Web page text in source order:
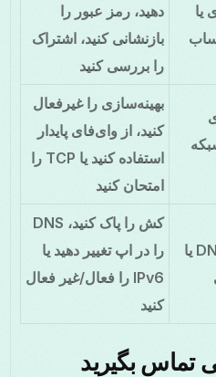
یا
دهید، رمز عبور را
بازنشانی کنید، اشتراک
را بررسی کنید
بهینه‌سازی را غیرفعال
کنید، از وای‌فای پایدار
استفاده کنید یا TCP را
امتحان کنید
تعارض DNS یا
کش را پاک کنید، DNS
را در اپ تغییر دهید یا
IPv6 را فعال/غیر فعال
کنید
تماس بگیرید